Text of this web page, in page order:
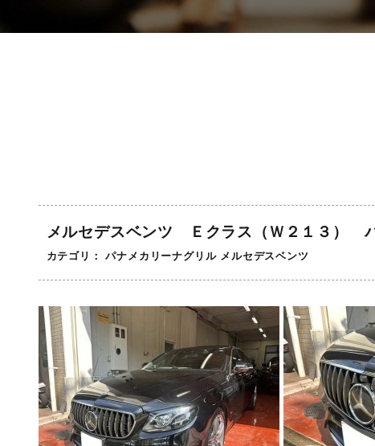
メルセデスベンツ Ｅクラス（Ｗ２１３）
カテゴリ：パナメカリーナグリル メルセデスベンツ